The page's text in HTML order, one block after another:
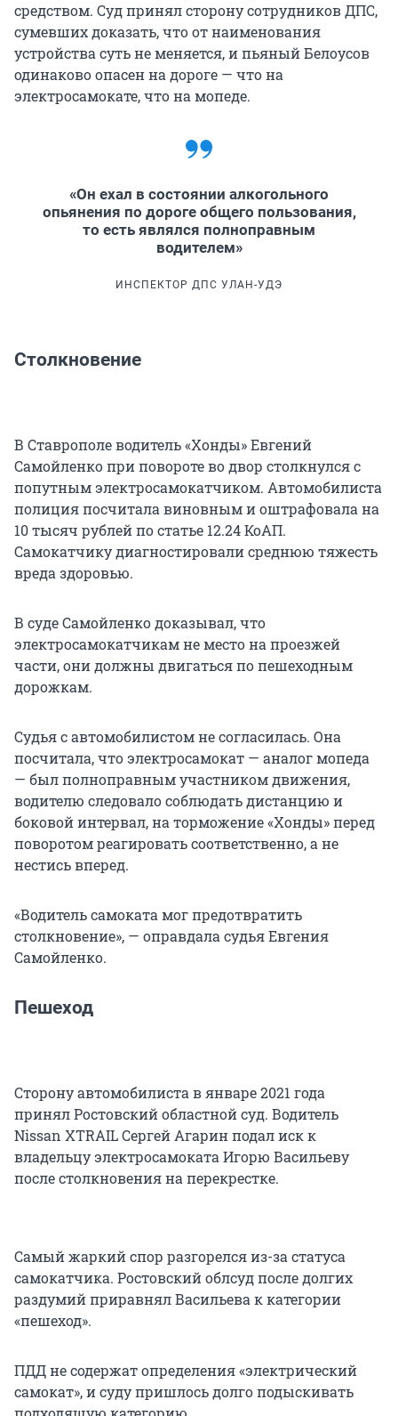
средством. Суд принял сторону сотрудников ДПС,
сумевших доказать, что от наименования
устройства суть не меняется, и пьяный Белоусов
одинаково опасен на дороге — что на
электросамокате, что на мопеде.
«Он ехал в состоянии алкогольного
опьянения по дороге общего пользования,
то есть являлся полноправным
водителем»
ИНСПЕКТОР ДПС УЛАН-УДЭ
Столкновение
В Ставрополе водитель «Хонды» Евгений
Самойленко при повороте во двор столкнулся с
попутным электросамокатчиком. Автомобилиста
полиция посчитала виновным и оштрафовала на
10 тысяч рублей по статье 12.24 КоАП.
Самокатчику диагностировали среднюю тяжесть
вреда здоровью.
В суде Самойленко доказывал, что
электросамокатчикам не место на проезжей
части, они должны двигаться по пешеходным
дорожкам.
Судья с автомобилистом не согласилась. Она
посчитала, что электросамокат — аналог мопеда
— был полноправным участником движения,
водителю следовало соблюдать дистанцию и
боковой интервал, на торможение «Хонды» перед
поворотом реагировать соответственно, а не
нестись вперед.
«Водитель самоката мог предотвратить
столкновение», — оправдала судья Евгения
Самойленко.
Пешеход
Сторону автомобилиста в январе 2021 года
принял Ростовский областной суд. Водитель
Nissan XTRAIL Сергей Агарин подал иск к
владельцу электросамоката Игорю Васильеву
после столкновения на перекрестке.
Самый жаркий спор разгорелся из-за статуса
самокатчика. Ростовский облсуд после долгих
раздумий приравнял Васильева к категории
«пешеход».
ПДД не содержат определения «электрический
самокат», и суду пришлось долго подыскивать